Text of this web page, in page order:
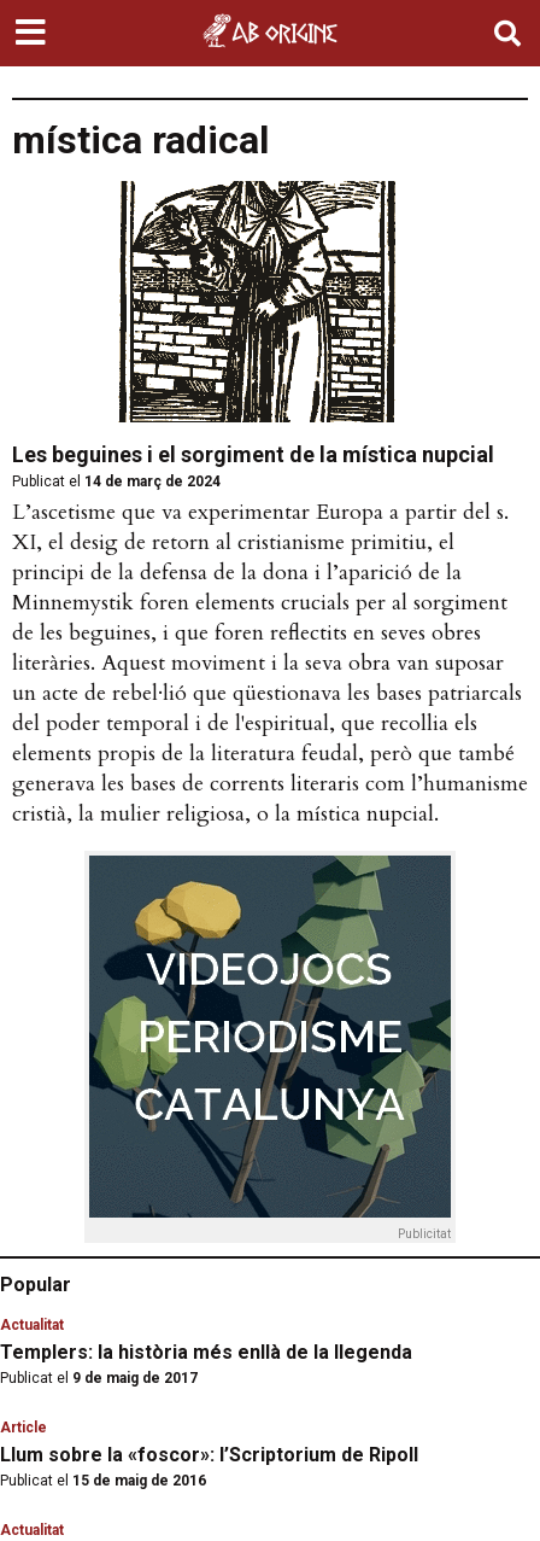
mística radical
Les beguines i el sorgiment de la mística nupcial
Publicat el 14 de març de 2024
L’ascetisme que va experimentar Europa a partir del s.
XI, el desig de retorn al cristianisme primitiu, el
principi de la defensa de la dona i l’aparició de la
Minnemystik foren elements crucials per al sorgiment
de les beguines, i que foren reflectits en seves obres
literàries. Aquest moviment i la seva obra van suposar
un acte de rebel·lió que qüestionava les bases patriarcals
del poder temporal i de l'espiritual, que recollia els
elements propis de la literatura feudal, però que també
generava les bases de corrents literaris com l’humanisme
cristià, la mulier religiosa, o la mística nupcial.
Publicitat
Popular
Actualitat
Templers: la història més enllà de la llegenda
Publicat el 9 de maig de 2017
Article
Llum sobre la «foscor»: l’Scriptorium de Ripoll
Publicat el 15 de maig de 2016
Actualitat